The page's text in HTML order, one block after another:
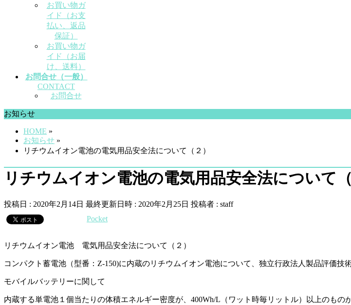
お買い物ガ
イド（お支
払い、返品
保証）
お買い物ガ
イド（お届
け、送料）
お問合せ（一般）
CONTACT
お問合せ
お知らせ
HOME »
お知らせ »
リチウムイオン電池の電気用品安全法について（２）
リチウムイオン電池の電気用品安全法について（
投稿日 : 2020年2月14日 最終更新日時 : 2020年2月25日 投稿者 : staff
Pocket
リチウムイオン電池 電気用品安全法について（２）
コンパクト蓄電池（型番：Z-150)に内蔵のリチウムイオン電池について、独立行政法人製品評価技
モバイルバッテリーに関して
内蔵する単電池１個当たりの体積エネルギー密度が、400Wh/L（ワット時毎リットル）以上のも